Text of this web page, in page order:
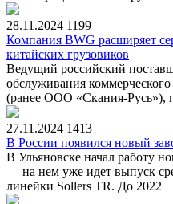
28.11.2024 1199
Компания BWG расширяет
китайских грузовиков
Ведущий российский
обслуживания
(ранее ООО «Скания-Русь»),
27.11.2024 1413
В России появился новый
В Ульяновске начал работу
— на нем уже идет выпуск
линейки Sollers TR. До 2022